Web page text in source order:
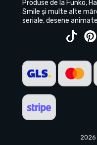
Produse de la Funko,
Smile și multe alte
seriale, desene
2026